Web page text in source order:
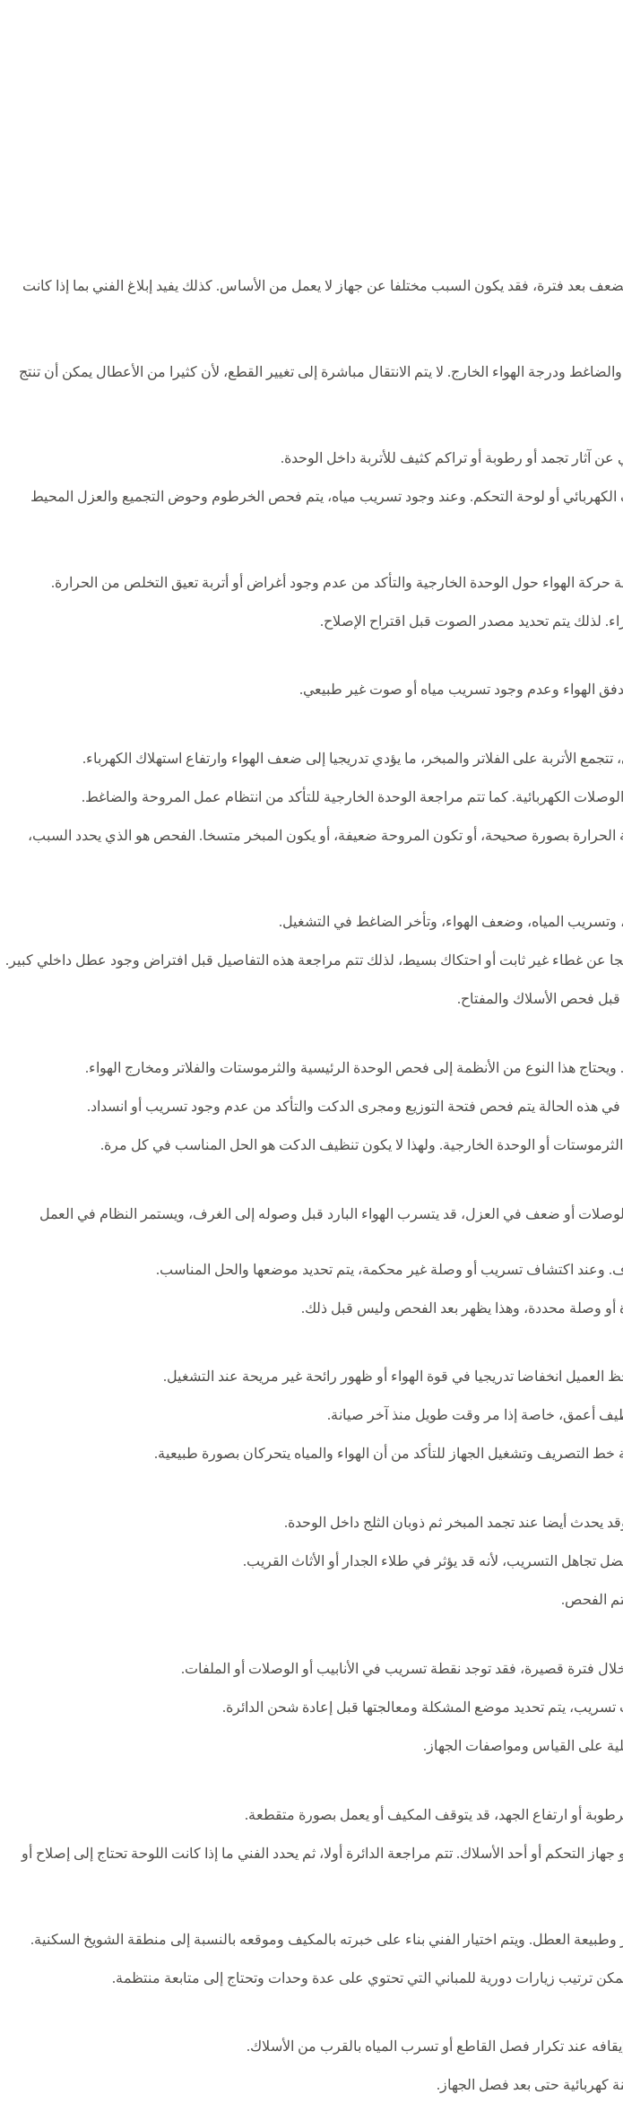
فترة، فقد يكون السبب مختلفا عن جهاز لا يعمل من الأساس. كذلك يفيد إبلاغ الفني بما إذا كانت
ودرجة الهواء الخارج. لا يتم الانتقال مباشرة إلى تغيير القطع، لأن كثيرا من الأعطال يمكن أن تنتج
آثار تجمد أو رطوبة أو تراكم كثيف للأتربة داخل الوحدة.
الكهربائي أو لوحة التحكم. وعند وجود تسريب مياه، يتم فحص الخرطوم وحوض التجميع والعزل المحيط
الهواء حول الوحدة الخارجية والتأكد من عدم وجود أغراض أو أتربة تعيق التخلص من الحرارة.
لذلك يتم تحديد مصدر الصوت قبل اقتراح الإصلاح.
تدفق الهواء وعدم وجود تسريب مياه أو صوت غير طبيعي.
الأتربة على الفلاتر والمبخر، ما يؤدي تدريجيا إلى ضعف الهواء وارتفاع استهلاك الكهرباء.
الكهربائية. كما تتم مراجعة الوحدة الخارجية للتأكد من انتظام عمل المروحة والضاغط.
الحرارة بصورة صحيحة، أو تكون المروحة ضعيفة، أو يكون المبخر متسخا. الفحص هو الذي يحدد السبب،
المياه، وضعف الهواء، وتأخر الضاغط في التشغيل.
عن غطاء غير ثابت أو احتكاك بسيط، لذلك تتم مراجعة هذه التفاصيل قبل افتراض وجود عطل داخلي كبير.
فحص الأسلاك والمفتاح.
هذا النوع من الأنظمة إلى فحص الوحدة الرئيسية والثرموستات والفلاتر ومخارج الهواء.
هذه الحالة يتم فحص فتحة التوزيع ومجرى الدكت والتأكد من عدم وجود تسريب أو انسداد.
الثرموستات أو الوحدة الخارجية. ولهذا لا يكون تنظيف الدكت هو الحل المناسب في كل مرة.
أو ضعف في العزل، قد يتسرب الهواء البارد قبل وصوله إلى الغرف، ويستمر النظام في العمل
وعند اكتشاف تسريب أو وصلة غير محكمة، يتم تحديد موضعها والحل المناسب.
أو وصلة محددة، وهذا يظهر بعد الفحص وليس قبل ذلك.
العميل انخفاضا تدريجيا في قوة الهواء أو ظهور رائحة غير مريحة عند التشغيل.
أعمق، خاصة إذا مر وقت طويل منذ آخر صيانة.
خط التصريف وتشغيل الجهاز للتأكد من أن الهواء والمياه يتحركان بصورة طبيعية.
أيضا عند تجمد المبخر ثم ذوبان الثلج داخل الوحدة.
التسريب، لأنه قد يؤثر في طلاء الجدار أو الأثاث القريب.
الفحص.
فترة قصيرة، فقد توجد نقطة تسريب في الأنابيب أو الوصلات أو الملفات.
يتم تحديد موضع المشكلة ومعالجتها قبل إعادة شحن الدائرة.
على القياس ومواصفات الجهاز.
أو ارتفاع الجهد، قد يتوقف المكيف أو يعمل بصورة متقطعة.
أو أحد الأسلاك. تتم مراجعة الدائرة أولا، ثم يحدد الفني ما إذا كانت اللوحة تحتاج إلى إصلاح أو
العطل. ويتم اختيار الفني بناء على خبرته بالمكيف وموقعه بالنسبة إلى منطقة الشويخ السكنية.
ترتيب زيارات دورية للمباني التي تحتوي على عدة وحدات وتحتاج إلى متابعة منتظمة.
عند تكرار فصل القاطع أو تسرب المياه بالقرب من الأسلاك.
كهربائية حتى بعد فصل الجهاز.